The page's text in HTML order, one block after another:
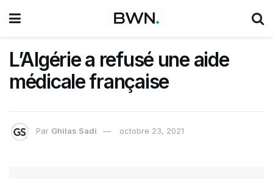
L’Algérie a refusé une aide
médicale française
Par Ghilas Sadi octobre 23, 2021